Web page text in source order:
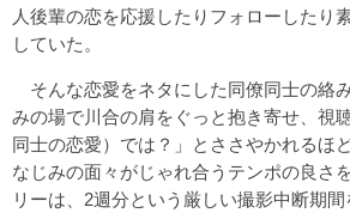
人後輩の恋を応援したりフォローしたり
していた。
そんな恋愛をネタにした同僚同士の絡
みの場で川合の肩をぐっと抱き寄せ、視
同士の恋愛）では？」とささやかれるほ
なじみの面々がじゃれ合うテンポの良さ
リーは、2週分という厳しい撮影中断期